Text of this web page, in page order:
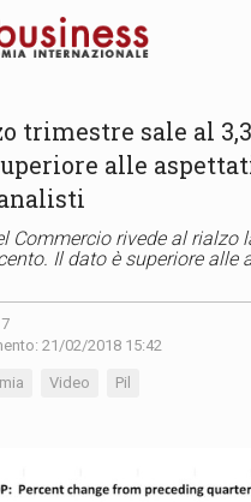
trimestre sale al
alle
Commercio rivede al rialzo
Il dato è superiore alle
21/02/2018 15:42
Video Pil